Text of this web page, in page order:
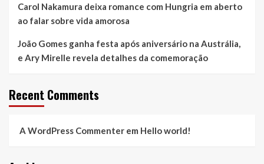
sábado
da
do
Peão
de
Carol Nakamura deixa romance com Hungria em aberto
ao falar sobre vida amorosa
João Gomes ganha festa após aniversário na Austrália,
e Ary Mirelle revela detalhes da comemoração
Recent Comments
A WordPress Commenter em Hello world!